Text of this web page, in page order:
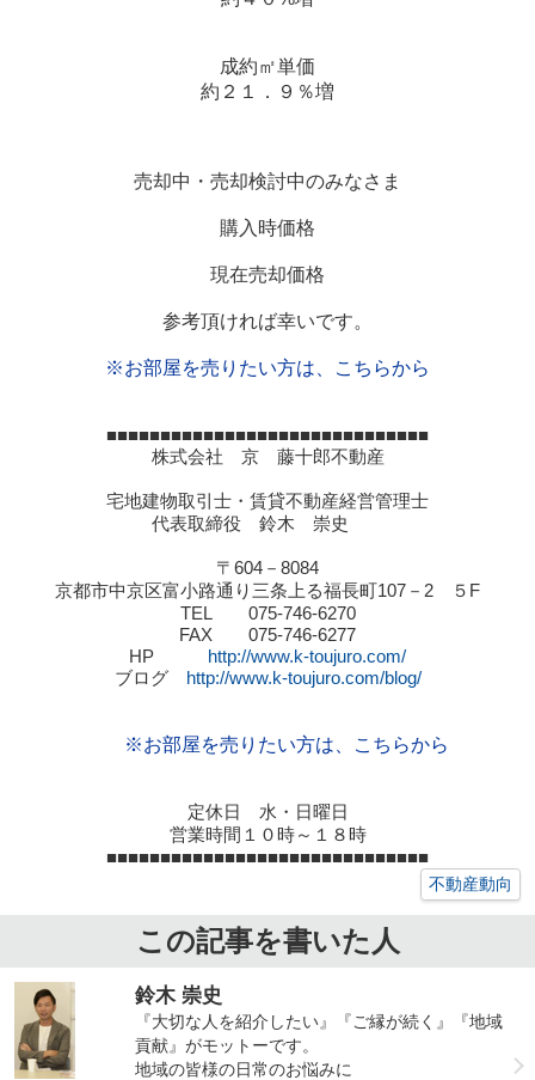
成約㎡単価
約２１．９％増
売却中・売却検討中のみなさま
購入時価格
現在売却価格
参考頂ければ幸いです。
※お部屋を売りたい方は、こちらから
■■■■■■■■■■■■■■■■■■■■■■■■■■■■■■
株式会社 京 藤十郎不動産
宅地建物取引士・賃貸不動産経営管理士
代表取締役 鈴木 崇史
〒 604 － 8084
京都市中京区富小路通り三条上る福長町107 － 2 ５ F
TEL
075-746-6270
FAX
075-746-6277
HP
http://www.k-toujuro.com/
ブログ
http://www.k-toujuro.com/blog/
※お部屋を売りたい方は、こちらから
定休日 水・日曜日
営業時間１０時～１８時
■■■■■■■■■■■■■■■■■■■■■■■■■■■■■■
不動産動向
この記事を書いた人
鈴木 崇史
『大切な人を紹介したい』『ご縁が続く』『地域
貢献』がモットーです。
地域の皆様の日常のお悩みに